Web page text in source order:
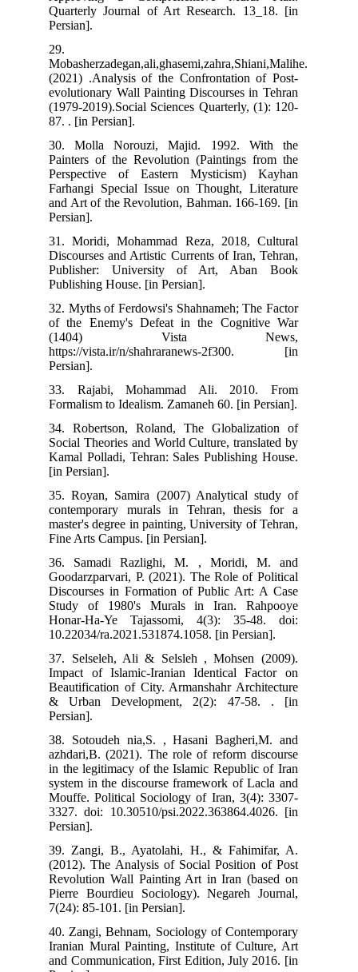
Quarterly Journal of Art Research. 13_18. [in
Mobasherzadegan,ali,ghasemi,zahra,Shiani,Malihe.
(2021) .Analysis of the Confrontation of Post-
evolutionary Wall Painting Discourses in Tehran
(1979-2019).Social Sciences Quarterly, (1): 120-
87. . [in Persian].
30. Molla Norouzi, Majid. 1992. With the
Painters of the Revolution (Paintings from the
Perspective of Eastern Mysticism) Kayhan
Farhangi Special Issue on Thought, Literature
and Art of the Revolution, Bahman. 166-169. [in
31. Moridi, Mohammad Reza, 2018, Cultural
Discourses and Artistic Currents of Iran, Tehran,
Publisher: University of Art, Aban Book
Publishing House. [in Persian].
32. Myths of Ferdowsi's Shahnameh; The Factor
of the Enemy's Defeat in the Cognitive War
(1404) Vista News,
https://vista.ir/n/shahraranews-2f300. [in
33. Rajabi, Mohammad Ali. 2010. From
Formalism to Idealism. Zamaneh 60. [in Persian].
34. Robertson, Roland, The Globalization of
Social Theories and World Culture, translated by
Kamal Polladi, Tehran: Sales Publishing House.
[in Persian].
35. Royan, Samira (2007) Analytical study of
contemporary murals in Tehran, thesis for a
master's degree in painting, University of Tehran,
Fine Arts Campus. [in Persian].
36. Samadi Razlighi, M. , Moridi, M. and
Goodarzparvari, P. (2021). The Role of Political
Discourses in Formation of Public Art: A Case
Study of 1980's Murals in Iran. Rahpooye
Honar-Ha-Ye Tajassomi, 4(3): 35-48. doi:
10.22034/ra.2021.531874.1058. [in Persian].
37. Selseleh, Ali & Selsleh , Mohsen (2009).
Impact of Islamic-Iranian Identical Factor on
Beautification of City. Armanshahr Architecture
& Urban Development, 2(2): 47-58. . [in
38. Sotoudeh nia,S. , Hasani Bagheri,M. and
azhdari,B. (2021). The role of reform discourse
in the legitimacy of the Islamic Republic of Iran
system in the discourse framework of Lacla and
Mouffe. Political Sociology of Iran, 3(4): 3307-
3327. doi: 10.30510/psi.2022.363864.4026. [in
39. Zangi, B., Ayatolahi, H., & Fahimifar, A.
(2012). The Analysis of Social Position of Post
Revolution Wall Painting Art in Iran (based on
Pierre Bourdieu Sociology). Negareh Journal,
7(24): 85-101. [in Persian].
40. Zangi, Behnam, Sociology of Contemporary
Iranian Mural Painting, Institute of Culture, Art
and Communication, First Edition, July 2016. [in